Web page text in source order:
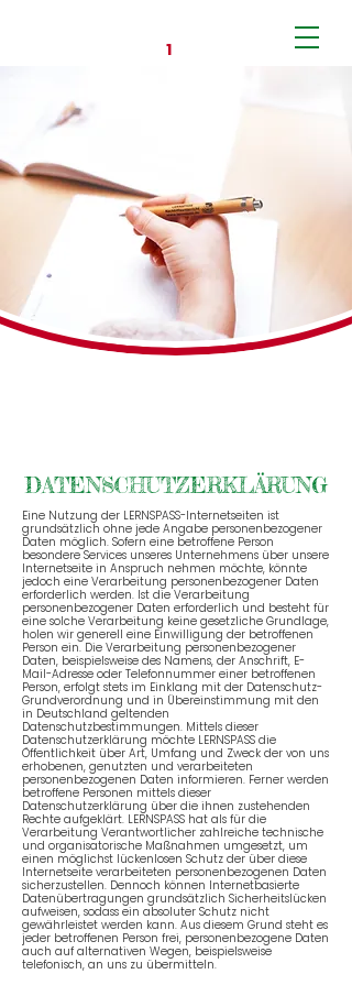
1
DATENSCHUTZERKLÄRUNG
Eine Nutzung der LERNSPASS-Internetseiten ist
grundsätzlich ohne jede Angabe personenbezogener
Daten möglich. Sofern eine betroffene Person
besondere Services unseres Unternehmens über unsere
Internetseite in Anspruch nehmen möchte, könnte
jedoch eine Verarbeitung personenbezogener Daten
erforderlich werden. Ist die Verarbeitung
personenbezogener Daten erforderlich und besteht für
eine solche Verarbeitung keine gesetzliche Grundlage,
holen wir generell eine Einwilligung der betroffenen
Person ein. Die Verarbeitung personenbezogener
Daten, beispielsweise des Namens, der Anschrift, E-
Mail-Adresse oder Telefonnummer einer betroffenen
Person, erfolgt stets im Einklang mit der Datenschutz-
Grundverordnung und in Übereinstimmung mit den
in Deutschland geltenden
Datenschutzbestimmungen. Mittels dieser
Datenschutzerklärung möchte LERNSPASS die
Öffentlichkeit über Art, Umfang und Zweck der von uns
erhobenen, genutzten und verarbeiteten
personenbezogenen Daten informieren. Ferner werden
betroffene Personen mittels dieser
Datenschutzerklärung über die ihnen zustehenden
Rechte aufgeklärt. LERNSPASS hat als für die
Verarbeitung Verantwortlicher zahlreiche technische
und organisatorische Maßnahmen umgesetzt, um
einen möglichst lückenlosen Schutz der über diese
Internetseite verarbeiteten personenbezogenen Daten
sicherzustellen. Dennoch können Internetbasierte
Datenübertragungen grundsätzlich Sicherheitslücken
aufweisen, sodass ein absoluter Schutz nicht
gewährleistet werden kann. Aus diesem Grund steht es
jeder betroffenen Person frei, personenbezogene Daten
auch auf alternativen Wegen, beispielsweise
telefonisch, an uns zu übermitteln.